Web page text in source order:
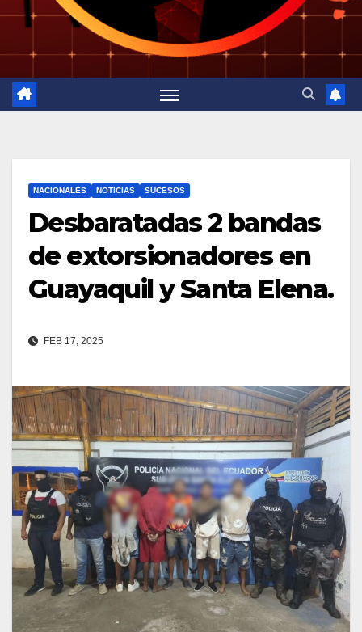
NACIONALES NOTICIAS SUCESOS
Desbaratadas 2 bandas
de extorsionadores en
Guayaquil y Santa Elena.
FEB 17, 2025